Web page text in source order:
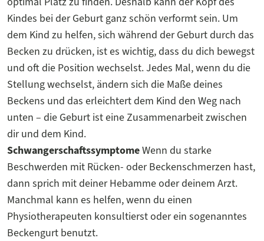
Kindes bei der Geburt ganz schön verformt sein. Um
dem Kind zu helfen, sich während der Geburt durch das
Becken zu drücken, ist es wichtig, dass du dich bewegst
und oft die Position wechselst. Jedes Mal, wenn du die
Stellung wechselst, ändern sich die Maße deines
Beckens und das erleichtert dem Kind den Weg nach
unten – die Geburt ist eine Zusammenarbeit zwischen
dir und dem Kind.
SchwangerschaftssymptomeWenn du starke
Beschwerden mit Rücken- oder Beckenschmerzen hast,
dann sprich mit deiner Hebamme oder deinem Arzt.
Manchmal kann es helfen, wenn du einen
Physiotherapeuten konsultierst oder ein sogenanntes
Beckengurt benutzt.